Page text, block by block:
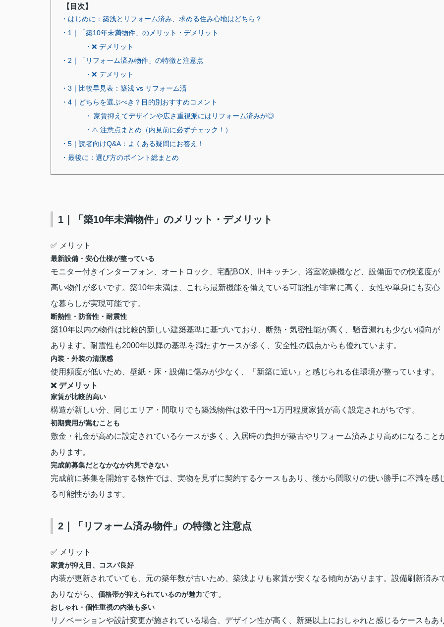
【目次】
・はじめに：築浅とリフォーム済み、求める住み心地はどちら？
・1｜「築10年未満物件」のメリット・デメリット
・❌ デメリット
・2｜「リフォーム済み物件」の特徴と注意点
・❌ デメリット
・3｜比較早見表：築浅 vs リフォーム済
・4｜どちらを選ぶべき？目的別おすすめコメント
・ 家賃抑えてデザインや広さ重視派にはリフォーム済みが◎
・⚠️ 注意点まとめ（内見前に必ずチェック！）
・5｜読者向けQ&A：よくある疑問にお答え！
・最後に：選び方のポイント総まとめ
1｜「築10年未満物件」のメリット・デメリット
✅ メリット
最新設備・安心仕様が整っている
モニター付きインターフォン、オートロック、宅配BOX、IHキッチン、浴室乾燥機など、設備面での快適度が
高い物件が多いです。築10年未満は、これら最新機能を備えている可能性が非常に高く、女性や単身にも安心
な暮らしが実現可能です。
断熱性・防音性・耐震性
築10年以内の物件は比較的新しい建築基準に基づいており、断熱・気密性能が高く、騒音漏れも少ない傾向が
あります。耐震性も2000年以降の基準を満たすケースが多く、安全性の観点からも優れています。
内装・外装の清潔感
使用頻度が低いため、壁紙・床・設備に傷みが少なく、「新築に近い」と感じられる住環境が整っています。
❌ デメリット
家賃が比較的高い
構造が新しい分、同じエリア・間取りでも築浅物件は数千円〜1万円程度家賃が高く設定されがちです。
初期費用が嵩むことも
敷金・礼金が高めに設定されているケースが多く、入居時の負担が築古やリフォーム済みより高めになること
あります。
完成前募集だとなかなか内見できない
完成前に募集を開始する物件では、実物を見ずに契約するケースもあり、後から間取りの使い勝手に不満を感
る可能性があります。
2｜「リフォーム済み物件」の特徴と注意点
✅ メリット
家賃が抑え目、コスパ良好
内装が更新されていても、元の築年数が古いため、築浅よりも家賃が安くなる傾向があります。設備刷新済み
ありながら、 価格帯が抑えられているのが魅力です。
おしゃれ・個性重視の内装も多い
リノベーションや設計変更が施されている場合、デザイン性が高く、新築以上におしゃれと感じるケースもあ